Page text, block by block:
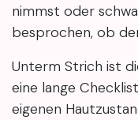
nimmst oder
besprochen, ob
Unterm Strich ist
eine lange
eigenen